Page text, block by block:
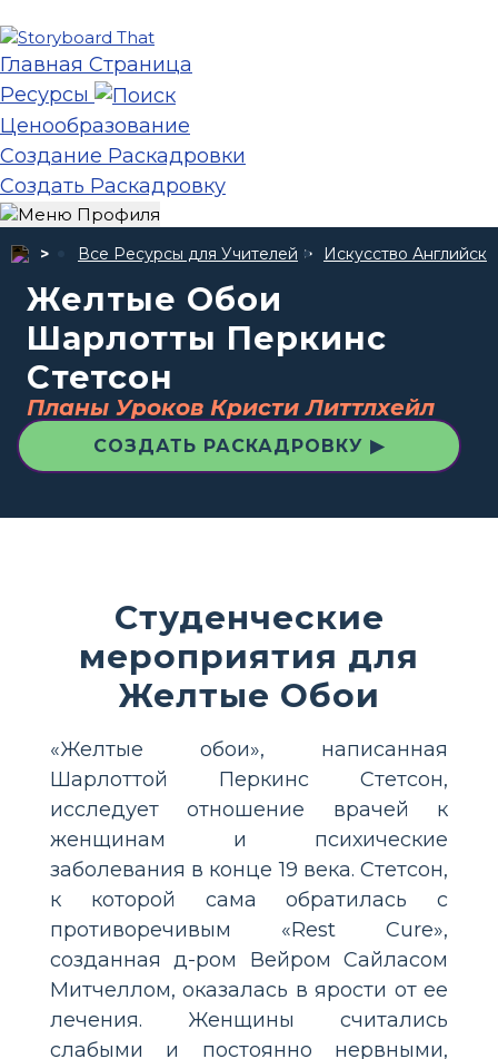
Главная Страница
Ресурсы
Ценообразование
Создание Раскадровки
Создать Раскадровку
Все Ресурсы для Учителей Искусство
Желтые Обои
Шарлотты Перкинс
Стетсон
Планы Уроков Кристи Литтлхейл
СОЗДАТЬ РАСКАДРОВКУ ▶
Студенческие
мероприятия для
Желтые Обои
«Желтые обои», написанная
Шарлоттой Перкинс Стетсон,
исследует отношение врачей к
женщинам и психические
заболевания в конце 19 века. Стетсон,
к которой сама обратилась с
противоречивым «Rest Cure»,
созданная д-ром Вейром Сайласом
Митчеллом, оказалась в ярости от ее
лечения. Женщины считались
слабыми и постоянно нервными,